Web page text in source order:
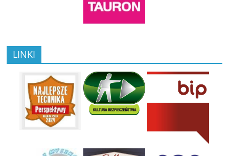
LINKI